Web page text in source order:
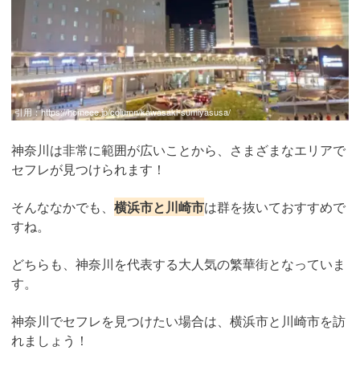
引用：https://homeee.jp/column/kawasaki-sumiyasusa/
神奈川は非常に範囲が広いことから、さまざまなエリアで
セフレが見つけられます！
そんななかでも、 横浜市と川崎市は群を抜いておすすめで
すね。
どちらも、神奈川を代表する大人気の繁華街となっていま
す。
神奈川でセフレを見つけたい場合は、横浜市と川崎市を訪
れましょう！